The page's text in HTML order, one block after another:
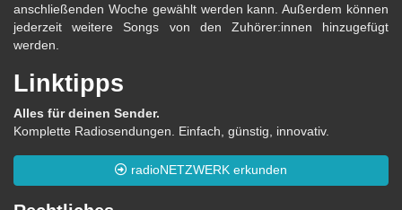
anschließenden Woche gewählt werden kann. Außerdem können
jederzeit weitere Songs von den Zuhörer:innen hinzugefügt
werden.
Linktipps
Alles für deinen Sender.
Komplette Radiosendungen. Einfach, günstig, innovativ.
radioNETZWERK erkunden